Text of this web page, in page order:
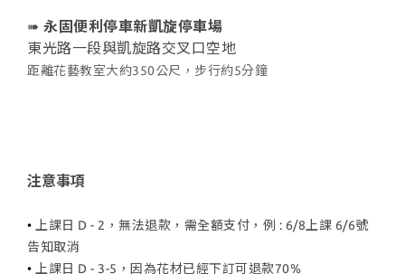
➠ 永固便利停車新凱旋停車場
東光路一段與凱旋路交叉口空地
距離花藝教室大約350公尺，步行約5分鐘
注意事項
• 上課日 D - 2，無法退款，需全額支付，例 : 6/8上課 6/6號
告知取消
• 上課日 D - 3-5，因為花材已經下訂可退款70%